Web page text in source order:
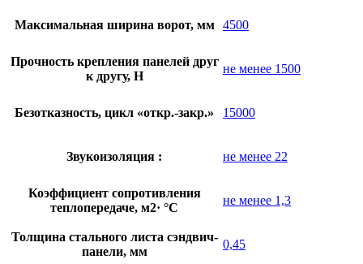
Максимальная ширина ворот, мм 4500
Прочность крепления панелей друг
к другу, Н
не менее 1500
Безотказность, цикл «откр.-закр.» 15000
Звукоизоляция : не менее 22
Коэффициент сопротивления
теплопередаче, м2· °С
не менее 1,3
Толщина стального листа сэндвич-
панели, мм
0,45